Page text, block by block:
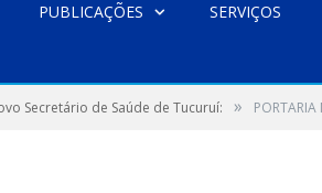
PUBLICAÇÕES SERVIÇOS
Secretário de Saúde de Tucuruí: »